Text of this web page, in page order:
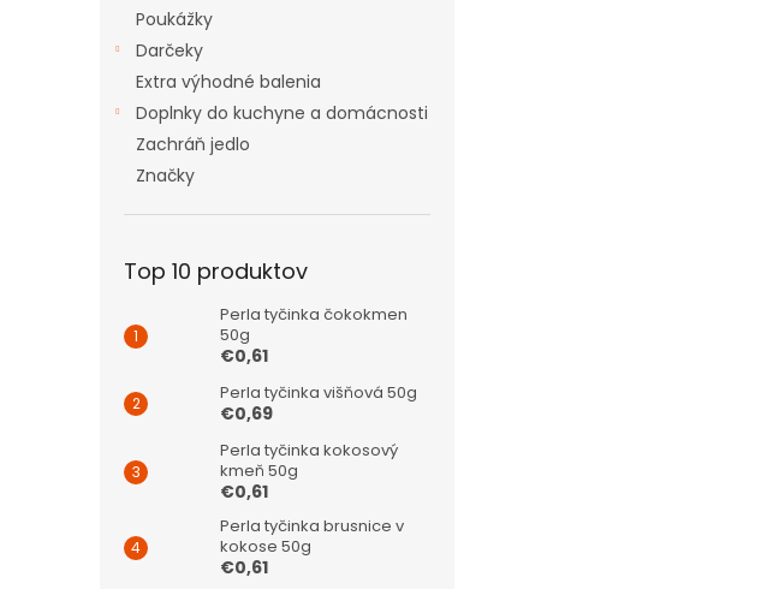
Poukážky
Darčeky
Extra výhodné balenia
Doplnky do kuchyne a domácnosti
Zachráň jedlo
Značky
Top 10 produktov
Perla tyčinka čokokmen
50g
€0,61
Perla tyčinka višňová 50g
€0,69
Perla tyčinka kokosový
kmeň 50g
€0,61
Perla tyčinka brusnice v
kokose 50g
€0,61